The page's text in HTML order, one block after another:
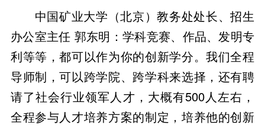
中国矿业大学（北京）教务处处长、招生
办公室主任 郭东明：学科竞赛、作品、发明专
利等等，都可以作为你的创新学分。我们全程
导师制，可以跨学院、跨学科来选择，还有聘
请了社会行业领军人才，大概有500人左右，
全程参与人才培养方案的制定，培养他的创新